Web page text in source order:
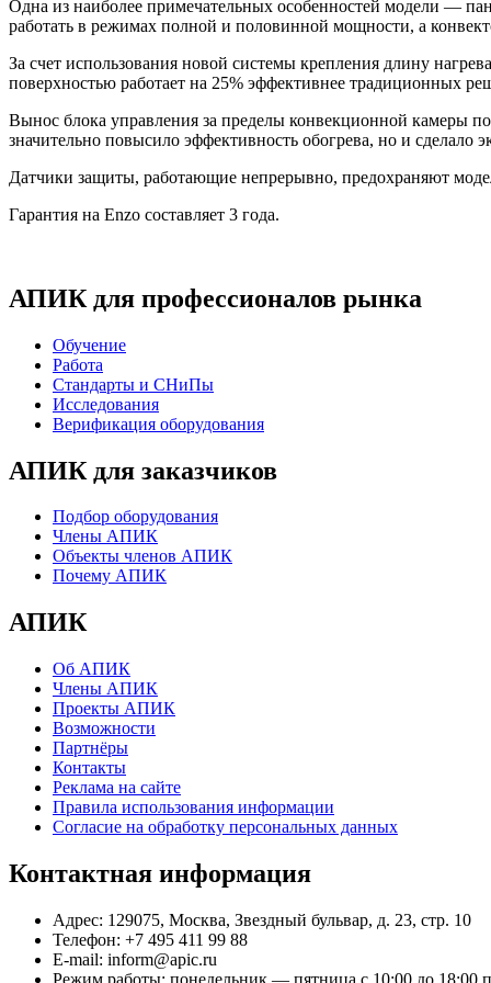
Одна из наиболее примечательных особенностей модели —
работать в режимах полной и половинной мощности, а
За счет использования новой системы крепления длину
поверхностью работает на 25% эффективнее традиционных
Вынос блока управления за пределы конвекционной камеры
значительно повысило эффективность обогрева, но и сделало
Датчики защиты, работающие непрерывно, предохраняют
Гарантия на Enzo составляет 3 года.
АПИК для профессионалов рынка
Обучение
Работа
Стандарты и СНиПы
Исследования
Верификация оборудования
АПИК для заказчиков
Подбор оборудования
Члены АПИК
Объекты членов АПИК
Почему АПИК
АПИК
Об АПИК
Члены АПИК
Проекты АПИК
Возможности
Партнёры
Контакты
Реклама на сайте
Правила использования информации
Согласие на обработку персональных данных
Контактная информация
Адрес: 129075, Москва, Звездный бульвар, д. 23, стр. 10
Телефон: +7 495 411 99 88
E-mail: inform@apic.ru
Режим работы: понедельник — пятница с 10:00 до 18:00